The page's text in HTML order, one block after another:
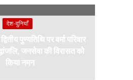
देश-दुनियाँ
पुण्यतिथि पर वर्मा परिवार
जनसेवा की विरासत को
किया नमन